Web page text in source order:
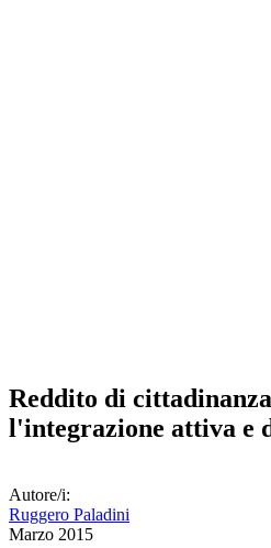
Reddito di
l'integrazione attiva e
Autore/i:
Ruggero Paladini
Marzo 2015